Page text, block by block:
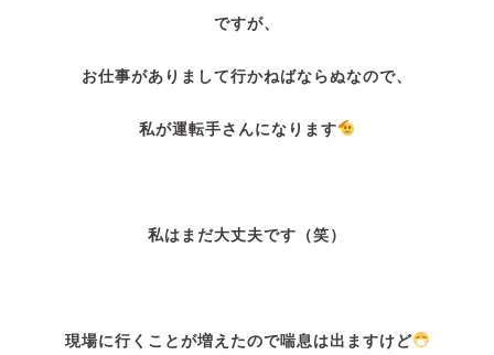
ですが、
お仕事がありまして行かねばならぬなので、
私が運転手さんになります
私はまだ大丈夫です（笑）
現場に行くことが増えたので喘息は出ますけど